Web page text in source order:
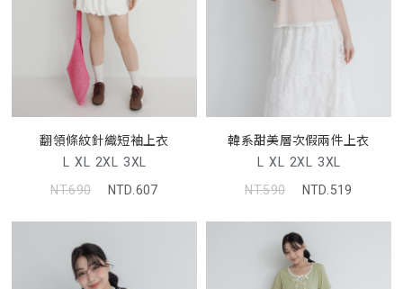
翻領條紋針織短袖上衣
L XL 2XL 3XL
NT.690
NTD.607
韓系甜美層次假兩件上衣
L XL 2XL 3XL
NT.590
NTD.519